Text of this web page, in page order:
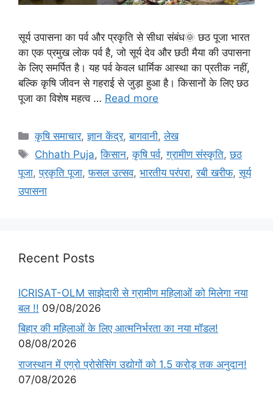
सूर्य उपासना का पर्व और प्रकृति से सीधा संबंध🌞 छठ पूजा भारत
का एक प्रमुख लोक पर्व है, जो सूर्य देव और छठी मैया की उपासना
के लिए समर्पित है। यह पर्व केवल धार्मिक आस्था का प्रतीक नहीं,
बल्कि कृषि जीवन से गहराई से जुड़ा हुआ है। किसानों के लिए छठ
पूजा का विशेष महत्व … Read more
कृषि समाचार,ज्ञान केंद्र,बागवानी,लेख
Chhath Puja,किसान,कृषि पर्व,ग्रामीण संस्कृति,छठ
पूजा,प्रकृति पूजा,फसल उत्सव, भारतीय परंपरा,रबी खरीफ,सूर्य
उपासना
Recent Posts
ICRISAT-OLM साझेदारी से ग्रामीण महिलाओं को मिलेगा नया
बल !! 09/08/2026
बिहार की महिलाओं के लिए आत्मनिर्भरता का नया मॉडल!
08/08/2026
राजस्थान में एग्रो प्रोसेसिंग उद्योगों को 1.5 करोड़ तक अनुदान!
07/08/2026